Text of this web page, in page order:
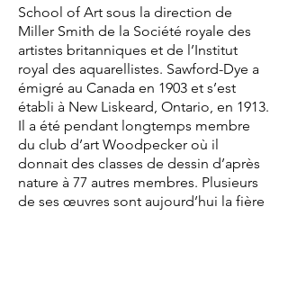
School of Art sous la direction de
Miller Smith de la Société royale des
artistes britanniques et de l’Institut
royal des aquarellistes. Sawford-Dye a
émigré au Canada en 1903 et s’est
établi à New Liskeard, Ontario, en 1913.
Il a été pendant longtemps membre
du club d’art Woodpecker où il
donnait des classes de dessin d’après
nature à 77 autres membres. Plusieurs
de ses œuvres sont aujourd’hui la fière